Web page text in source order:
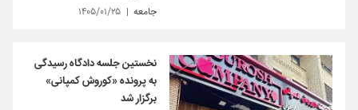
جامعه ۱۴۰۵/۰۱/۲۵
نخستین جلسه دادگاه رسیدگی
به پرونده «کوروش کمپانی»
برگزار شد